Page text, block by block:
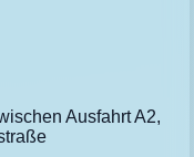
Ausfahrt A2,